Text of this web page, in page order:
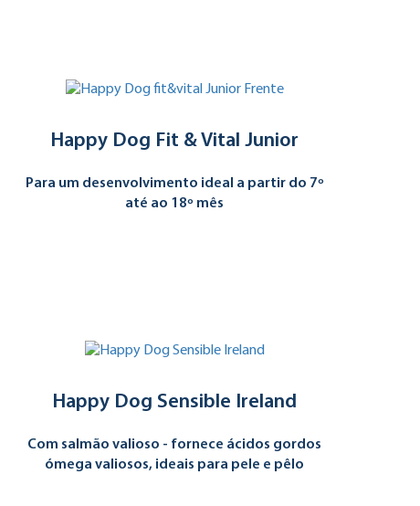
Happy Dog Fit & Vital Junior
Para um desenvolvimento ideal a partir do 7º
até ao 18º mês
Happy Dog Sensible Ireland
Com salmão valioso - fornece ácidos gordos
ómega valiosos, ideais para pele e pêlo